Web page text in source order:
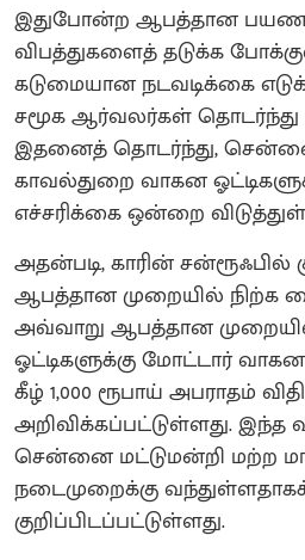
இதுபோன்ற ஆபத்தான
விபத்துகளைத் தடுக்க
கடுமையான நடவடிக்கை
சமூக ஆர்வலர்கள் தொடர்ந்து
இதனைத் தொடர்ந்து,
காவல்துறை வாகன
எச்சரிக்கை ஒன்றை
அதன்படி, காரின்
ஆபத்தான முறையில் நிற்க
அவ்வாறு ஆபத்தான
ஓட்டிகளுக்கு மோட்டார் வாகன
கீழ் 1,000 ரூபாய் அபராதம்
அறிவிக்கப்பட்டுள்ளது. இந்த
சென்னை மட்டுமன்றி மற்ற
நடைமுறைக்கு
குறிப்பிடப்பட்டுள்ளது.